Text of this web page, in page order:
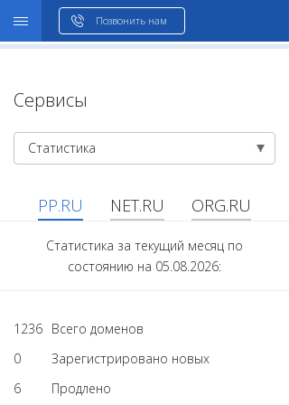
Позвонить нам
Сервисы
Статистика
PP.RU NET.RU ORG.RU
Статистика за текущий месяц по
состоянию на 05.08.2026:
1236 Всего доменов
0
Зарегистрировано новых
6
Продлено